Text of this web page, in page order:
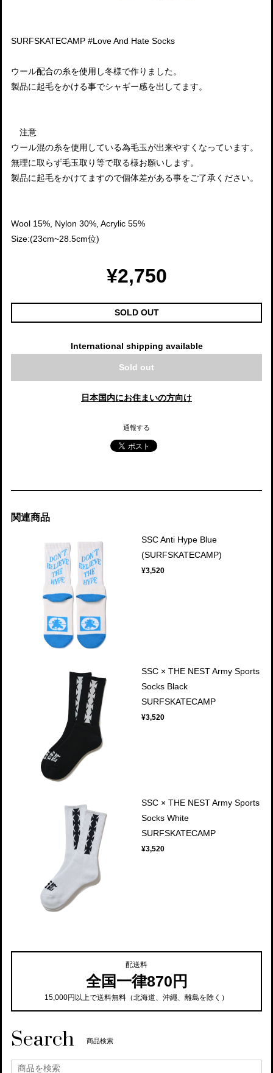
SURFSKATECAMP #Love And Hate Socks
ウール配合の糸を使用し冬様で作りました。
製品に起毛をかける事でシャギー感を出してます。
注意
ウール混の糸を使用している為毛玉が出来やすくなっています。
無理に取らず毛玉取り等で取る様お願いします。
製品に起毛をかけてますので個体差がある事をご了承ください。
Wool 15%, Nylon 30%, Acrylic 55%
Size:(23cm~28.5cm位)
¥2,750
SOLD OUT
International shipping available
Sold out
日本国内にお住まいの方向け
通報する
関連商品
SSC Anti Hype Blue
(SURFSKATECAMP)
¥3,520
SSC × THE NEST Army Sports
Socks Black
SURFSKATECAMP
¥3,520
SSC × THE NEST Army Sports
Socks White
SURFSKATECAMP
¥3,520
配送料
全国一律870円
15,000円以上で送料無料（北海道、沖繩、離島を除く）
Search 商品検索